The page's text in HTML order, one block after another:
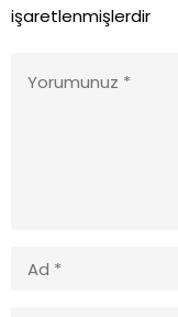
işaretlenmişlerdir